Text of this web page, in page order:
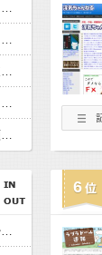
「犬の糞は街路樹の肥料になる！」と散歩中に放置して近隣住民に逆ギレした知人に絶句……生のフンは肥料どころか根を枯らす害悪でしかないのに
「残業＝悪」と決めつける風潮にブチ切れ！割増手当で稼げるボーナスタイムなのに「残業ゼロ」を押し付けて人の収入まで減らすな！残業したくない奴は勝手に定時で帰ればいいだろ！！
義母「小学生になったら一人で新幹線乗ってウチ（東北）に泊まりにおいで♪」と会うたびしつこい……「昔パパも一人で乗った」とか時代錯誤すぎ！治安も防犯も無視して女児を一人で遠出させようとする無神経義母にブチ切れ
眼瞼下垂の手術した私に「整形成功おめでと～ｗｗ」とイジり倒す同僚女、不安な時にグロ画像見せて喜び、真剣に拒絶しても「ムキになってるｗ」と嘲笑…人の病気と手術を娯楽にすんなよ！！
公園で飯食ってたら隣のオッサンが煙草吸い出して顔に煙きたから払ったら口論に……先輩「煙払うのは喧嘩売ってるようなもんw」私「納得いかん…」
ママ友「親にお金出してもらったの？」私「うん、少しね」→その返事を境に態度が急変し、まさかの絶縁に…
6